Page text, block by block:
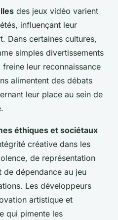
des jeux vidéo varient
influençant leur
Dans certaines cultures,
simples divertissements
leur reconnaissance
alimentent des débats
leur place au sein de
éthiques et sociétaux
créative dans les
de représentation
de dépendance au jeu
Les développeurs
artistique et
qui pimente les